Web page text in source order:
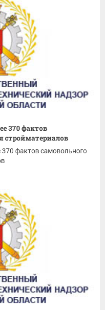
370 фактов
стройматериалов
фактов самовольного